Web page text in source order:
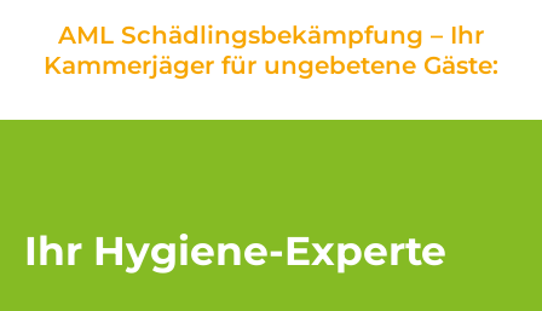
AML Schädlingsbekämpfung – Ihr
Kammerjäger für ungebetene Gäste:
Ihr Hygiene-Experte